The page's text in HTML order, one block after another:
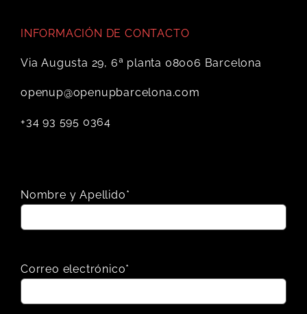
INFORMACIÓN DE CONTACTO
Via Augusta 29, 6ª planta 08006 Barcelona
openup@openupbarcelona.com
+34 93 595 0364
Nombre y Apellido*
Correo electrónico*